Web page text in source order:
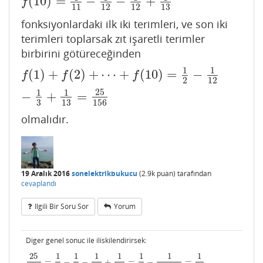
11
12
12
13
fonksiyonlardaki ilk iki terimleri, ve son iki
terimleri toplarsak zıt işaretli terimler
birbirini götüreceğinden
f(1) + f(2) + ⋯ + f(10) =
1
2
−
1
12
−
1
3
+
1
13
=
25
156
f(1)+f 2) ⋯+f( 10 = 1 2 −1 12−13+ 113= 25156
olmalıdır.
19 Aralık 2016sonelektrikbukucu (2.9k puan) tarafından
cevaplandı
Ilgili Bir Soru Sor Yorum
Diger genel sonuc ile iliskilendirirsek:
25
1 1 1 1 1 1 1
156 −1 12 1 = 12 3!− 2)(